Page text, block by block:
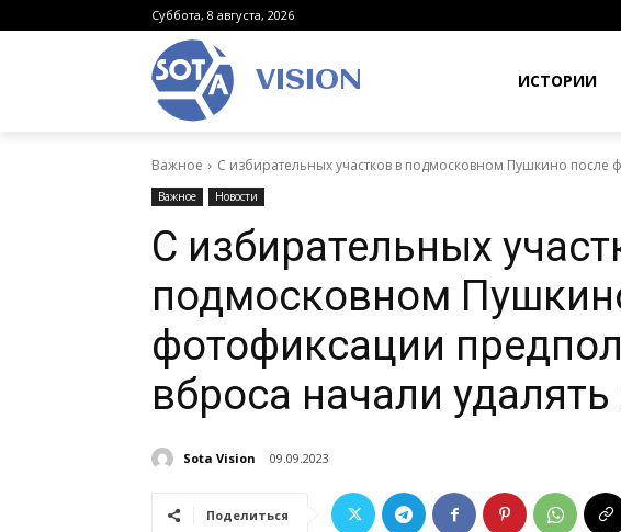
Суббота, 8 августа, 2026
VISION ИСТОРИИ
Важное С избирательных участков в подмосковном Пушкино после
Важное Новости
С избирательных
подмосковном
фотофиксации
вброса начали
Sota Vision 09.09.2023
Поделиться